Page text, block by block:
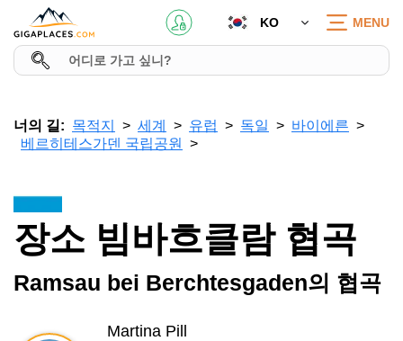
KO MENU
너의 길: 목적지 세계 유럽 독일
바이에른
베르히테스가덴 국립공원
장소 빔바흐클람 협곡
Ramsau bei Berchtesgaden의 협곡
Martina Pill